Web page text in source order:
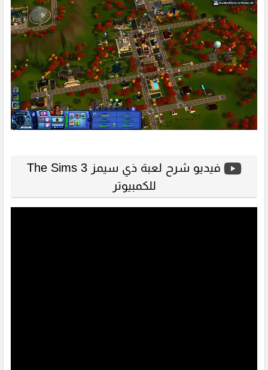
فيديو شرح لعبة ذي سيمز 3 The Sims
للكمبيوتر